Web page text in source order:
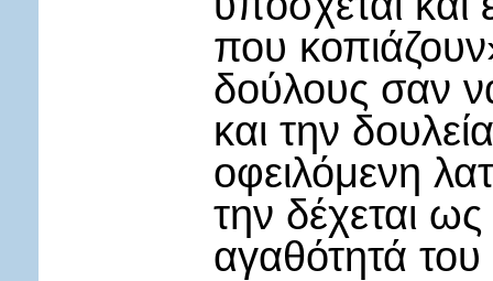
που
δούλους σαν
και την
οφειλόμενη
την δέχεται
αγαθότητά